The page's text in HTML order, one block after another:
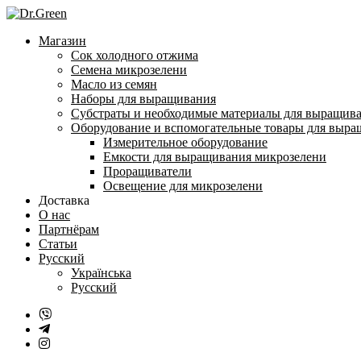
Перейти
содержанию
Магазин
Сок холодного отжима
Семена микрозелени
Масло из семян
Наборы для выращивания
Субстраты и необходимые материалы для
Оборудование и вспомогательные товары для
Измерительное оборудование
Емкости для выращивания микрозелени
Проращиватели
Освещение для микрозелени
Доставка
О нас
Партнёрам
Статьи
Русский
Українська
Русский